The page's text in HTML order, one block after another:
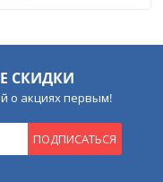
СКИДКИ
о акциях первым!
ПОДПИСАТЬСЯ